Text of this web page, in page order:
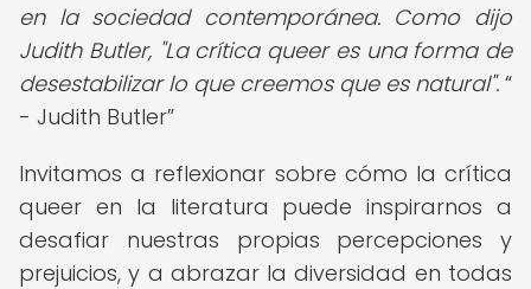
en la sociedad contemporánea. Como dijo
Judith Butler, "La crítica queer es una forma de
desestabilizar lo que creemos que es natural".
- Judith Butler
Invitamos a reflexionar sobre cómo la crítica
queer en la literatura puede inspirarnos a
desafiar nuestras propias percepciones y
prejuicios, y a abrazar la diversidad en todas